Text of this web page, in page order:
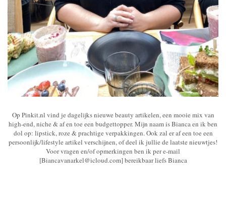
Op Pinkit.nl vind je dagelijks nieuwe beauty artikelen, een mooie mix van
high-end, niche & af en toe een budgettopper. Mijn naam is Bianca en ik ben
dol op: lipstick, roze & prachtige verpakkingen. Ook zal er af een toe een
persoonlijk/lifestyle artikel verschijnen, of deel ik jullie de laatste nieuwtjes!
Voor vragen en/of opmerkingen ben ik per e-mail
[Biancavanarkel@icloud.com] bereikbaar liefs Bianca